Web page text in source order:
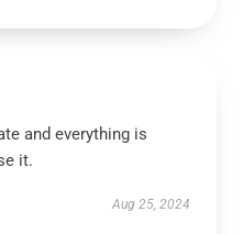
and everything is
it.
Aug 25, 2024